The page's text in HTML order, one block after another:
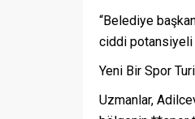
“Belediye
ciddi potansiyeli
Yeni Bir Spor
Uzmanlar,